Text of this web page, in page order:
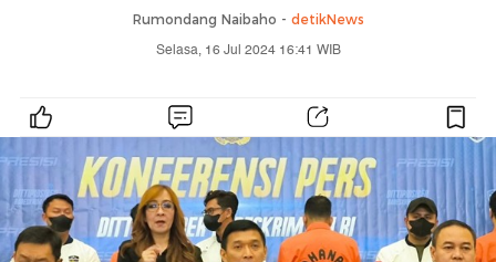
Rumondang Naibaho - detikNews
Selasa, 16 Jul 2024 16:41 WIB